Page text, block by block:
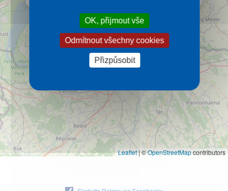
Leaflet|©OpenStreetMapcontributors
OK, přijmout vše
Odmítnout všechny cookies
Přizpůsobit